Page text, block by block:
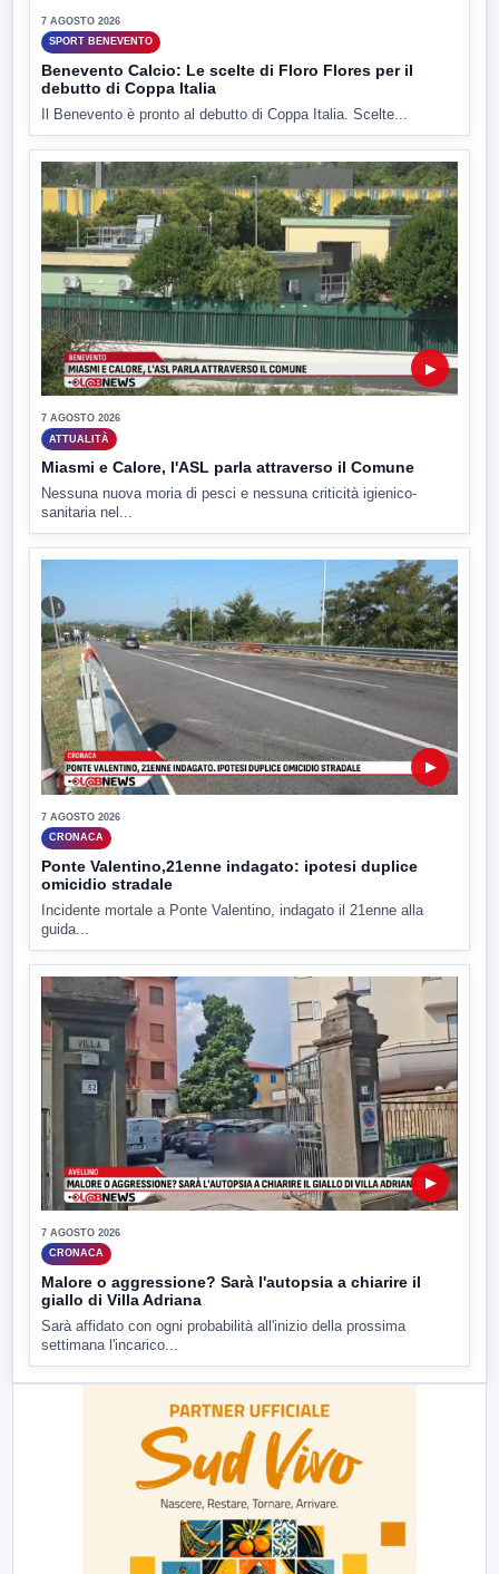
7 AGOSTO 2026
SPORT BENEVENTO
Benevento Calcio: Le scelte di Floro Flores per il
debutto di Coppa Italia
Il Benevento è pronto al debutto di Coppa Italia. Scelte...
▶
7 AGOSTO 2026
ATTUALITÀ
Miasmi e Calore, l'ASL parla attraverso il Comune
Nessuna nuova moria di pesci e nessuna criticità igienico-
sanitaria nel...
▶
7 AGOSTO 2026
CRONACA
Ponte Valentino,21enne indagato: ipotesi duplice
omicidio stradale
Incidente mortale a Ponte Valentino, indagato il 21enne alla
guida...
▶
7 AGOSTO 2026
CRONACA
Malore o aggressione? Sarà l'autopsia a chiarire il
giallo di Villa Adriana
Sarà affidato con ogni probabilità all'inizio della prossima
settimana l'incarico...